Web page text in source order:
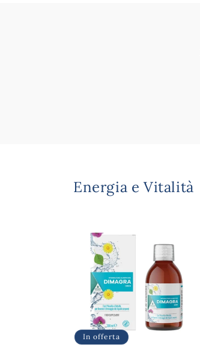
Energia e Vitalità
In offerta